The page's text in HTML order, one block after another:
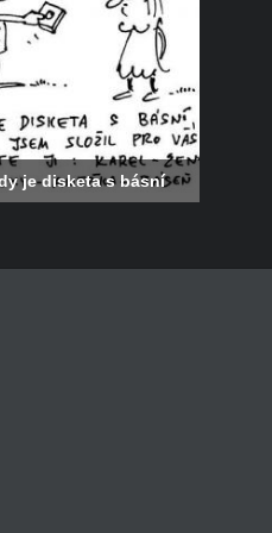
je disketa s básní